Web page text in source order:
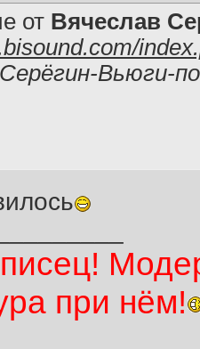
от Вячеслав
Вьюги-
при нём!